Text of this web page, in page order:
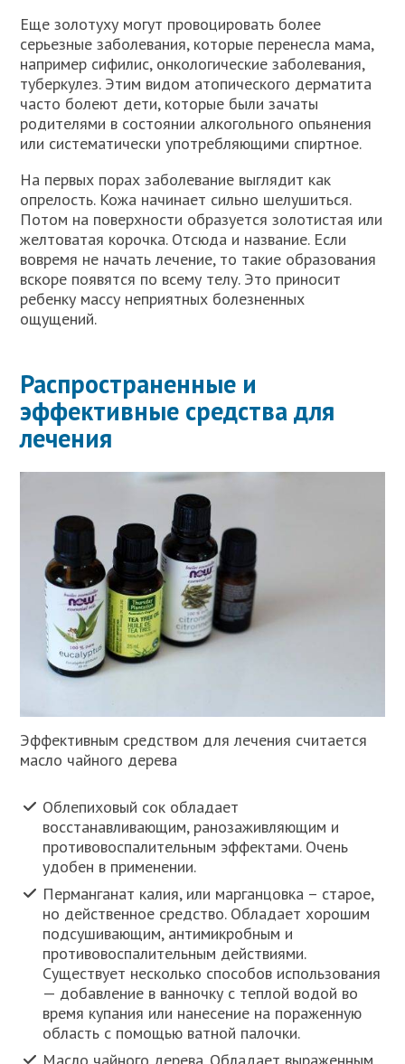
Еще золотуху могут провоцировать более
серьезные заболевания, которые перенесла мама,
например сифилис, онкологические заболевания,
туберкулез. Этим видом атопического дерматита
часто болеют дети, которые были зачаты
родителями в состоянии алкогольного опьянения
или систематически употребляющими спиртное.
На первых порах заболевание выглядит как
опрелость. Кожа начинает сильно шелушиться.
Потом на поверхности образуется золотистая или
желтоватая корочка. Отсюда и название. Если
вовремя не начать лечение, то такие образования
вскоре появятся по всему телу. Это приносит
ребенку массу неприятных болезненных
ощущений.
Распространенные и
эффективные средства для
лечения
Эффективным средством для лечения считается
масло чайного дерева
Облепиховый сок обладает
восстанавливающим, ранозаживляющим и
противовоспалительным эффектами. Очень
удобен в применении.
Перманганат калия, или марганцовка – старое,
но действенное средство. Обладает хорошим
подсушивающим, антимикробным и
противовоспалительным действиями.
Существует несколько способов использования
— добавление в ванночку с теплой водой во
время купания или нанесение на пораженную
область с помощью ватной палочки.